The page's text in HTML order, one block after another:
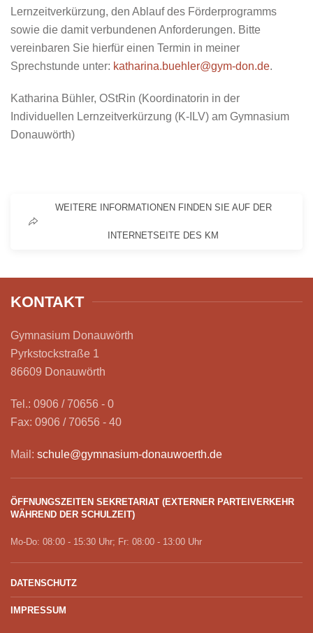
Lernzeitverkürzung, den Ablauf des Förderprogramms
sowie die damit verbundenen Anforderungen. Bitte
vereinbaren Sie hierfür einen Termin in meiner
Sprechstunde unter: katharina.buehler@gym-don.de.
Katharina Bühler, OStRin (Koordinatorin in der
Individuellen Lernzeitverkürzung (K-ILV) am Gymnasium
Donauwörth)
WEITERE INFORMATIONEN FINDEN SIE AUF DER
INTERNETSEITE DES KM
KONTAKT
Gymnasium Donauwörth
Pyrkstockstraße 1
86609 Donauwörth
Tel.: 0906 / 70656 - 0
Fax: 0906 / 70656 - 40
Mail: schule@gymnasium-donauwoerth.de
ÖFFNUNGSZEITEN SEKRETARIAT (EXTERNER PARTEIVERKEHR
WÄHREND DER SCHULZEIT)
Mo-Do: 08:00 - 15:30 Uhr; Fr: 08:00 - 13:00 Uhr
DATENSCHUTZ
IMPRESSUM